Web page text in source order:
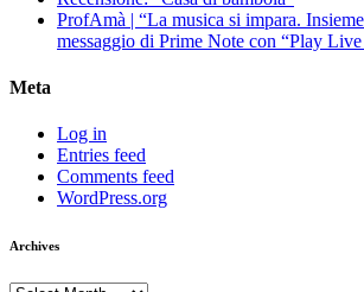
ProfAmà | “La musica si impara.
messaggio di Prime Note con “Play
Meta
Log in
Entries feed
Comments feed
WordPress.org
Archives